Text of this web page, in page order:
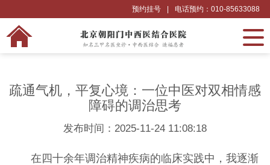
电话预约：010-85633088
预约挂号
疏通气机，平复心境：一位中医对双相情感
障碍的调治思考
发布时间：2025-11-24 11:08:18
在四十余年调治精神疾病的临床实践中，我逐渐